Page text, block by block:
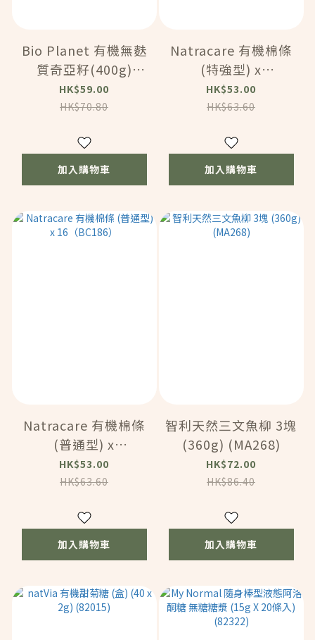
Bio Planet 有機無麩
質奇亞籽(400g)
(59916)
HK$59.00
HK$70.80
加入購物車
Natracare 有機棉條
(特強型) x
16（BC187）
HK$53.00
HK$63.60
加入購物車
Natracare 有機棉條
(普通型) x
16（BC186）
HK$53.00
HK$63.60
加入購物車
智利天然三文魚柳 3塊
(360g) (MA268)
HK$72.00
HK$86.40
加入購物車